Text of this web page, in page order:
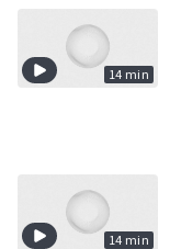
14 min
14 min